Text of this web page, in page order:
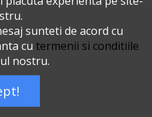
Rezervate.
sunteti de acord cu
cu termenii si conditiile
nostru.